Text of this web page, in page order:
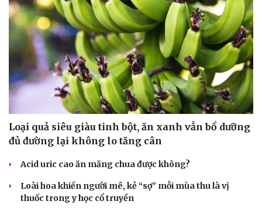
Săn Tour
check-in
Đọc truyện đêm khuya
Cửa sổ tình yêu
Kể chuyện cho bé
Hạt giống tâm hồn
Loại quả siêu giàu tinh bột, ăn xanh vẫn bổ dưỡng
đủ đường lại không lo tăng cân
Acid uric cao ăn măng chua được không?
Loài hoa khiến người mê, kẻ “sợ” mỗi mùa thu là vị
thuốc trong y học cổ truyền